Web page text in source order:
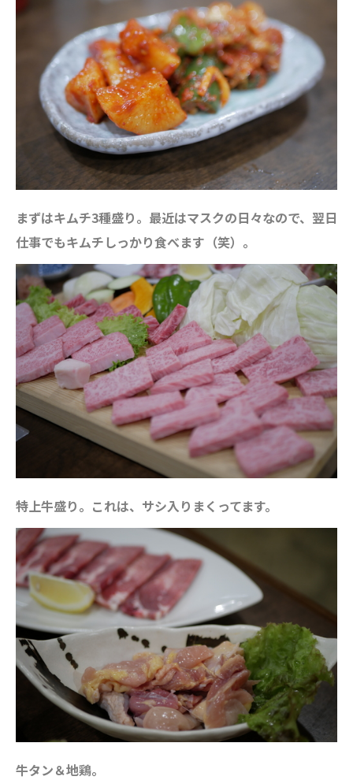
まずはキムチ3種盛り。最近はマスクの日々なので、翌日
仕事でもキムチしっかり食べます（笑）。
特上牛盛り。これは、サシ入りまくってます。
牛タン＆地鶏。